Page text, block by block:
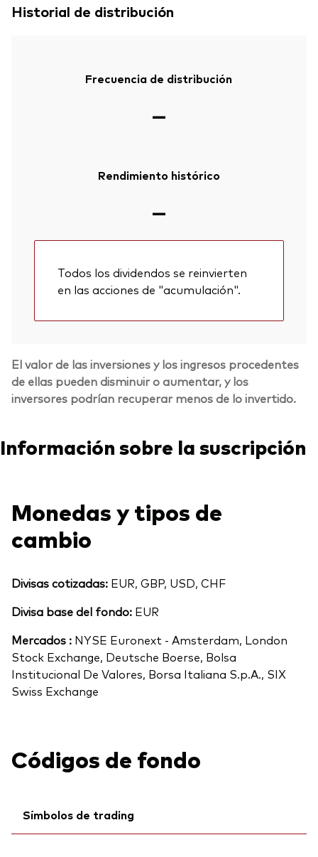
Historial de distribución
Frecuencia de distribución
—
Rendimiento histórico
—
Todos los dividendos se reinvierten
en las acciones de "acumulación".
El valor de las inversiones y los ingresos procedentes
de ellas pueden disminuir o aumentar, y los
inversores podrían recuperar menos de lo invertido.
Información sobre la suscripción
Monedas y tipos de
cambio
Divisas cotizadas: EUR, GBP, USD, CHF
Divisa base del fondo: EUR
Mercados : NYSE Euronext - Amsterdam, London
Stock Exchange, Deutsche Boerse, Bolsa
Institucional De Valores, Borsa Italiana S.p.A., SIX
Swiss Exchange
Códigos de fondo
Símbolos de trading